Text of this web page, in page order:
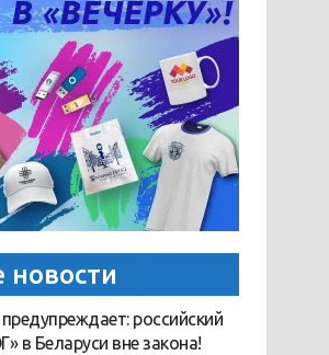
новости
российский
в Беларуси вне закона!